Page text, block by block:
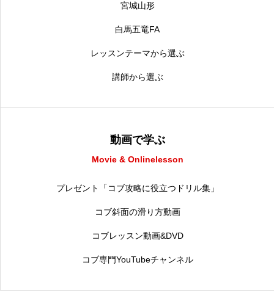
宮城山形
白馬五竜FA
レッスンテーマから選ぶ
講師から選ぶ
動画で学ぶ
Movie & Onlinelesson
プレゼント「コブ攻略に役立つドリル集」
コブ斜面の滑り方動画
コブレッスン動画&DVD
コブ専門YouTubeチャンネル